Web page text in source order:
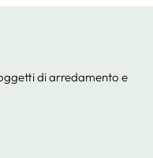
di arredamento e